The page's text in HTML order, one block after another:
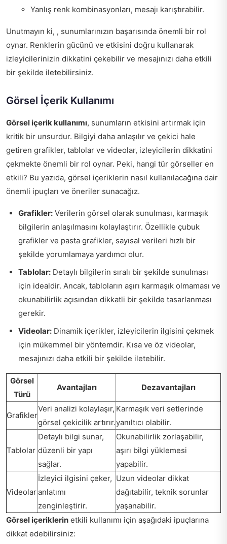
Yanlış renk kombinasyonları, mesajı karıştırabilir.
Unutmayın ki, , sunumlarınızın başarısında önemli bir rol
oynar. Renklerin gücünü ve etkisini doğru kullanarak
izleyicilerinizin dikkatini çekebilir ve mesajınızı daha etkili
bir şekilde iletebilirsiniz.
Görsel İçerik Kullanımı
Görsel içerik kullanımı, sunumların etkisini artırmak için
kritik bir unsurdur. Bilgiyi daha anlaşılır ve çekici hale
getiren grafikler, tablolar ve videolar, izleyicilerin dikkatini
çekmekte önemli bir rol oynar. Peki, hangi tür görseller en
etkili? Bu yazıda, görsel içeriklerin nasıl kullanılacağına dair
önemli ipuçları ve öneriler sunacağız.
Grafikler: Verilerin görsel olarak sunulması, karmaşık
bilgilerin anlaşılmasını kolaylaştırır. Özellikle çubuk
grafikler ve pasta grafikler, sayısal verileri hızlı bir
şekilde yorumlamaya yardımcı olur.
Tablolar: Detaylı bilgilerin sıralı bir şekilde sunulması
için idealdir. Ancak, tabloların aşırı karmaşık olmaması ve
okunabilirlik açısından dikkatli bir şekilde tasarlanması
gerekir.
Videolar: Dinamik içerikler, izleyicilerin ilgisini çekmek
için mükemmel bir yöntemdir. Kısa ve öz videolar,
mesajınızı daha etkili bir şekilde iletebilir.
Görsel
Türü
Avantajları Dezavantajları
Grafikler
Veri analizi kolaylaşır,
görsel çekicilik artırır.
Karmaşık veri setlerinde
yanıltıcı olabilir.
Tablolar
Detaylı bilgi sunar,
düzenli bir yapı
sağlar.
Okunabilirlik zorlaşabilir,
aşırı bilgi yüklemesi
yapabilir.
Videolar
İzleyici ilgisini çeker,
anlatımı
zenginleştirir.
Uzun videolar dikkat
dağıtabilir, teknik sorunlar
yaşanabilir.
Görsel içeriklerin etkili kullanımı için aşağıdaki ipuçlarına
dikkat edebilirsiniz: